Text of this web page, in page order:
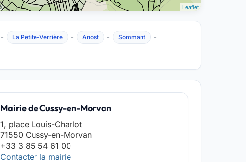
Leaflet
- La Petite-Verrière - Anost - Sommant -
Mairie de Cussy-en-Morvan
1, place Louis-Charlot
71550 Cussy-en-Morvan
+33 3 85 54 61 00
Contacter la mairie